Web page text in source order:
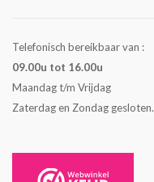
Telefonisch bereikbaar van :
09.00u tot 16.00u
Maandag t/m Vrijdag
Zaterdag en Zondag gesloten.